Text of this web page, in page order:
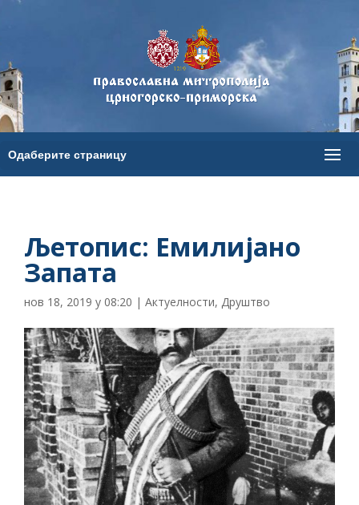
Љетопис: Емилијано
Запата
нов 18, 2019 у 08:20 | Актуелности, Друштво